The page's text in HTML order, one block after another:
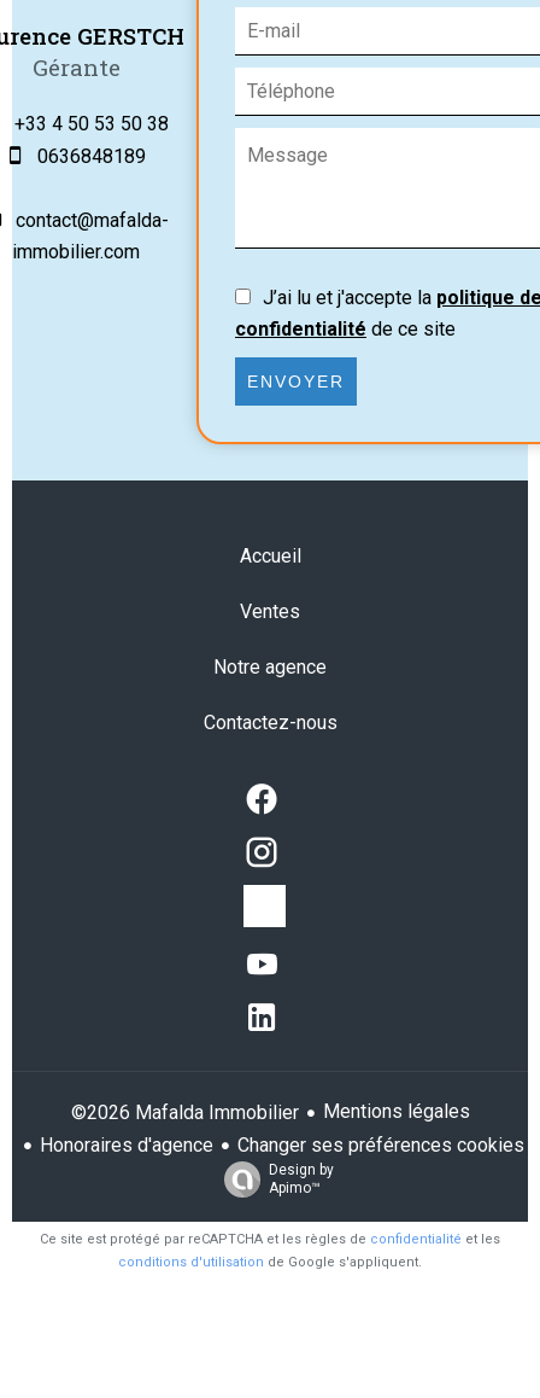
GERSTCH
Gérante
+33 4 50 53 50 38
0636848189
contact@mafalda-
immobilier.com
J’ai lu et j'accepte la politique
confidentialité de ce site
ENVOYER
Accueil
Ventes
Notre agence
Contactez-nous
©2026 Mafalda Immobilier
Mentions légales
Honoraires d'agence
Changer ses préférences cookies
Design by
Apimo™
Ce site est protégé par reCAPTCHA et les règles de confidentialité et les
conditions d'utilisation de Google s'appliquent.